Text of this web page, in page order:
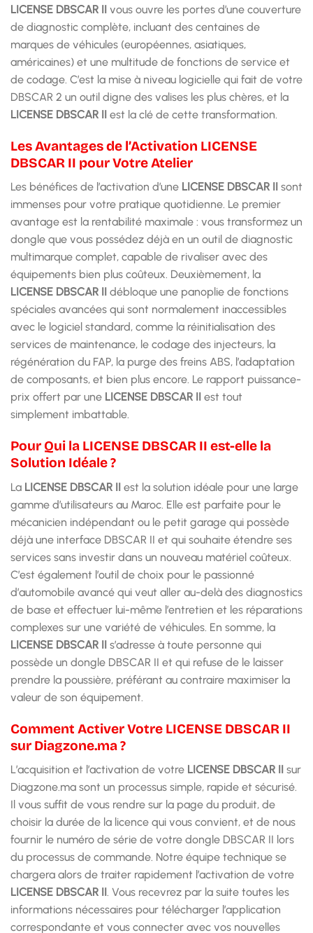
LICENSE DBSCAR II vous ouvre les portes d’une couverture
de diagnostic complète, incluant des centaines de
marques de véhicules (européennes, asiatiques,
américaines) et une multitude de fonctions de service et
de codage. C’est la mise à niveau logicielle qui fait de votre
DBSCAR 2 un outil digne des valises les plus chères, et la
LICENSE DBSCAR II est la clé de cette transformation.
Les Avantages de l’Activation LICENSE
DBSCAR II pour Votre Atelier
Les bénéfices de l’activation d’une LICENSE DBSCAR II
sont
immenses pour votre pratique quotidienne. Le premier
avantage est la rentabilité maximale : vous transformez un
dongle que vous possédez déjà en un outil de diagnostic
multimarque complet, capable de rivaliser avec des
équipements bien plus coûteux. Deuxièmement, la
LICENSE DBSCAR II
débloque une panoplie de fonctions
spéciales avancées qui sont normalement inaccessibles
avec le logiciel standard, comme la réinitialisation des
services de maintenance, le codage des injecteurs, la
régénération du FAP, la purge des freins ABS, l’adaptation
de composants, et bien plus encore. Le rapport puissance-
prix offert par une LICENSE DBSCAR II
est tout
simplement imbattable.
Pour Qui la LICENSE DBSCAR II est-elle la
Solution Idéale ?
La LICENSE DBSCAR II est la solution idéale pour une large
gamme d’utilisateurs au Maroc. Elle est parfaite pour le
mécanicien indépendant ou le petit garage qui possède
déjà une interface DBSCAR II et qui souhaite étendre ses
services sans investir dans un nouveau matériel coûteux.
C’est également l’outil de choix pour le passionné
d’automobile avancé qui veut aller au-delà des diagnostics
de base et effectuer lui-même l’entretien et les réparations
complexes sur une variété de véhicules. En somme, la
LICENSE DBSCAR II s’adresse à toute personne qui
possède un dongle DBSCAR II et qui refuse de le laisser
prendre la poussière, préférant au contraire maximiser la
valeur de son équipement.
Comment Activer Votre LICENSE DBSCAR II
sur Diagzone.ma ?
L’acquisition et l’activation de votre LICENSE DBSCAR II
sur
Diagzone.ma sont un processus simple, rapide et sécurisé.
Il vous suffit de vous rendre sur la page du produit, de
choisir la durée de la licence qui vous convient, et de nous
fournir le numéro de série de votre dongle DBSCAR II lors
du processus de commande. Notre équipe technique se
chargera alors de traiter rapidement l’activation de votre
LICENSE DBSCAR II . Vous recevrez par la suite toutes les
informations nécessaires pour télécharger l’application
correspondante et vous connecter avec vos nouvelles